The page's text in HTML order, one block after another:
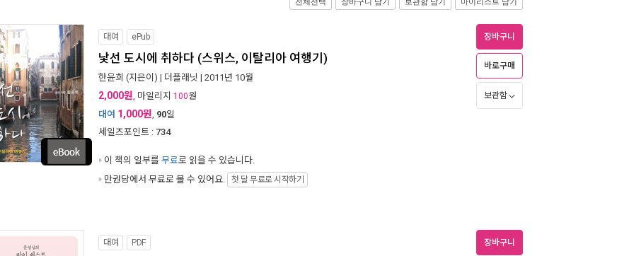
대여 ePub
낯선 도시에 취하다 (스위스, 이탈리아 여행기)
한윤희 (지은이) | 더플래닛 | 2011년 10월
2,000원, 마일리지 100원
대여 1,000원, 90일
세일즈포인트 : 734
이 책의 일부를 무료로 읽을 수 있습니다.
만권당에서 무료로 볼 수 있어요. 첫 달 무료로 시작하기
장바구니
바로구매
보관함
대여 PDF 장바구니